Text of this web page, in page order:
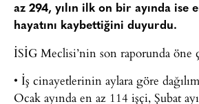
az 294, yılın ilk on bir ayında ise
hayatını kaybettiğini duyurdu.
İSİG Meclisi’nin son raporunda öne
• İş cinayetlerinin aylara göre
Ocak ayında en az 114 işçi, Şubat